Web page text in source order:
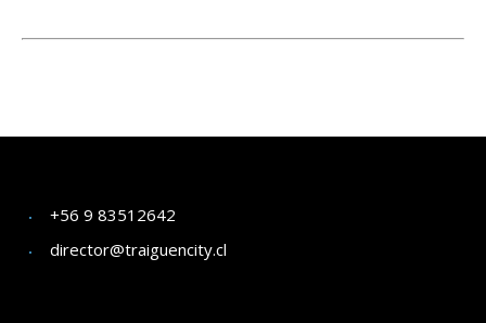
+56 9 83512642
director@traiguencity.cl